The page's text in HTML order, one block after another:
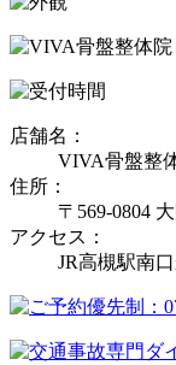
店舗名：
VIVA骨盤整
住所：
〒569-0804
アクセス：
JR高槻駅南